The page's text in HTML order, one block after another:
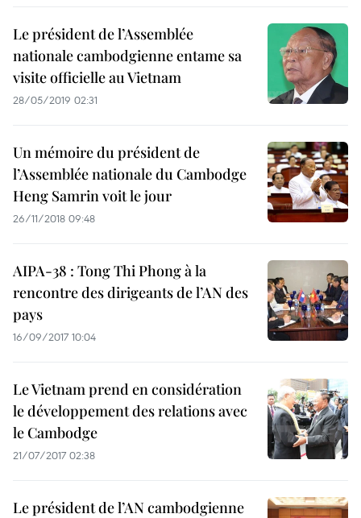
Le président de l’Assemblée
nationale cambodgienne entame sa
visite officielle au Vietnam
28/05/2019 02:31
Un mémoire du président de
l’Assemblée nationale du Cambodge
Heng Samrin voit le jour
26/11/2018 09:48
AIPA-38 : Tong Thi Phong à la
rencontre des dirigeants de l’AN des
pays
16/09/2017 10:04
Le Vietnam prend en considération
le développement des relations avec
le Cambodge
21/07/2017 02:38
Le président de l’AN cambodgienne